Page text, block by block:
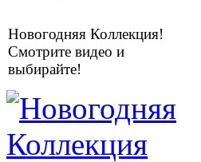
Новогодняя Коллекция!
Смотрите видео и
выбирайте!